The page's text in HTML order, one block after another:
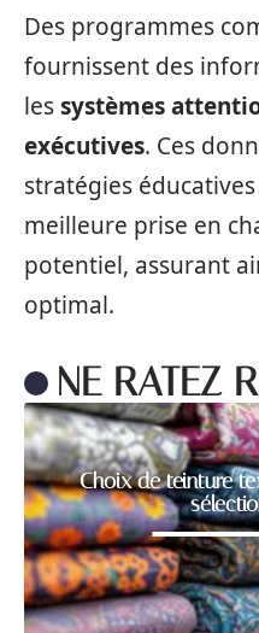
Des programmes
fournissent des
lessystèmes
exécutives. Ces
stratégies
meilleure prise en
potentiel, assurant
optimal.
NE RATEZ
Choix de teinture